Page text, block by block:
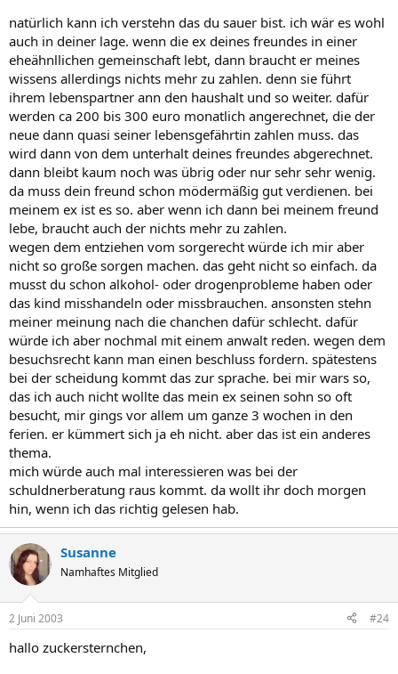
natürlich kann ich verstehn das du sauer bist. ich wär es wohl
auch in deiner lage. wenn die ex deines freundes in einer
eheähnllichen gemeinschaft lebt, dann braucht er meines
wissens allerdings nichts mehr zu zahlen. denn sie führt
ihrem lebenspartner ann den haushalt und so weiter. dafür
werden ca 200 bis 300 euro monatlich angerechnet, die der
neue dann quasi seiner lebensgefährtin zahlen muss. das
wird dann von dem unterhalt deines freundes abgerechnet.
dann bleibt kaum noch was übrig oder nur sehr sehr wenig.
da muss dein freund schon mödermäßig gut verdienen. bei
meinem ex ist es so. aber wenn ich dann bei meinem freund
lebe, braucht auch der nichts mehr zu zahlen.
wegen dem entziehen vom sorgerecht würde ich mir aber
nicht so große sorgen machen. das geht nicht so einfach. da
musst du schon alkohol- oder drogenprobleme haben oder
das kind misshandeln oder missbrauchen. ansonsten stehn
meiner meinung nach die chanchen dafür schlecht. dafür
würde ich aber nochmal mit einem anwalt reden. wegen dem
besuchsrecht kann man einen beschluss fordern. spätestens
bei der scheidung kommt das zur sprache. bei mir wars so,
das ich auch nicht wollte das mein ex seinen sohn so oft
besucht, mir gings vor allem um ganze 3 wochen in den
ferien. er kümmert sich ja eh nicht. aber das ist ein anderes
thema.
mich würde auch mal interessieren was bei der
schuldnerberatung raus kommt. da wollt ihr doch morgen
hin, wenn ich das richtig gelesen hab.
Susanne
Namhaftes Mitglied
2 Juni 2003 #24
hallo zuckersternchen,